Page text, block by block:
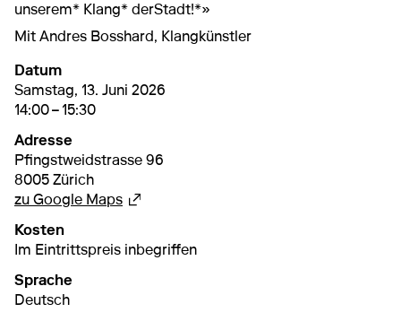
unserem* Klang* derStadt!*»
Mit Andres Bosshard, Klangkünstler
Datum
13. Juni 2026 14:00 – 15:30
Samstag, 13. Juni 2026
14:00 – 15:30
Adresse
Pfingstweidstrasse 96
8005 Zürich
zu Google MapsExterner Link
Kosten
Im Eintrittspreis inbegriffen
Sprache
Deutsch